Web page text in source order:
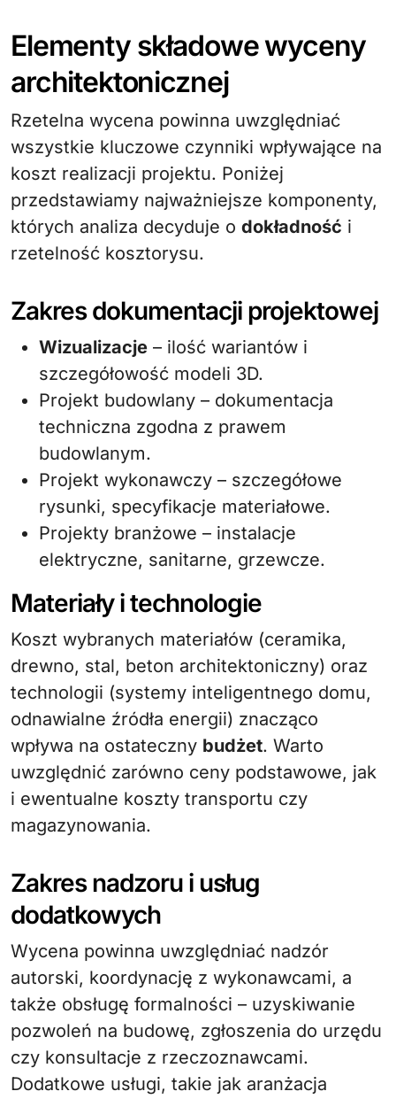
Elementy składowe wyceny
architektonicznej
Rzetelna wycena powinna uwzględniać
wszystkie kluczowe czynniki wpływające na
koszt realizacji projektu. Poniżej
przedstawiamy najważniejsze komponenty,
których analiza decyduje o dokładność i
rzetelność kosztorysu.
Zakres dokumentacji projektowej
Wizualizacje – ilość wariantów i
szczegółowość modeli 3D.
Projekt budowlany – dokumentacja
techniczna zgodna z prawem
budowlanym.
Projekt wykonawczy – szczegółowe
rysunki, specyfikacje materiałowe.
Projekty branżowe – instalacje
elektryczne, sanitarne, grzewcze.
Materiały i technologie
Koszt wybranych materiałów (ceramika,
drewno, stal, beton architektoniczny) oraz
technologii (systemy inteligentnego domu,
odnawialne źródła energii) znacząco
wpływa na ostateczny budżet. Warto
uwzględnić zarówno ceny podstawowe, jak
i ewentualne koszty transportu czy
magazynowania.
Zakres nadzoru i usług
dodatkowych
Wycena powinna uwzględniać nadzór
autorski, koordynację z wykonawcami, a
także obsługę formalności – uzyskiwanie
pozwoleń na budowę, zgłoszenia do urzędu
czy konsultacje z rzeczoznawcami.
Dodatkowe usługi, takie jak aranżacja